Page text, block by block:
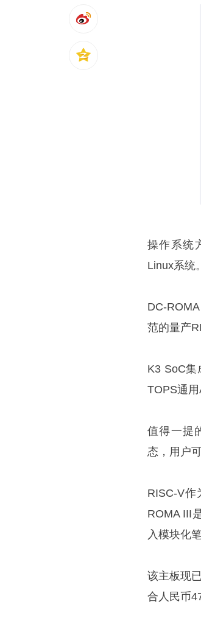
操作系统
Linux系统。
DC-
范的量产
K3 SoC
TOPS通用
值得一提
态，用户
RISC-V
ROMA III
入模块化
该主板现
合人民币